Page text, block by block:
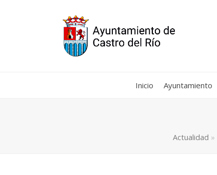
Inicio Ayuntamiento
Actualidad »